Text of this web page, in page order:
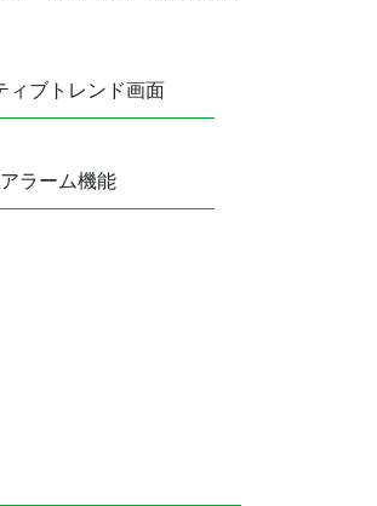
ィブトレンド画面
アラーム機能